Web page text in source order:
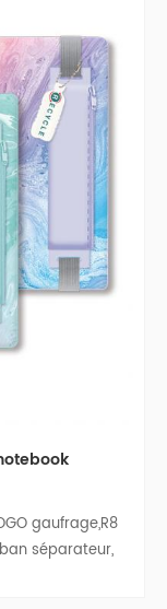
gaufrage,R8
séparateur,